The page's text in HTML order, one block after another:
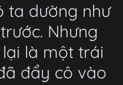
ta dường như
Nhưng
là một trái
đẩy cô vào